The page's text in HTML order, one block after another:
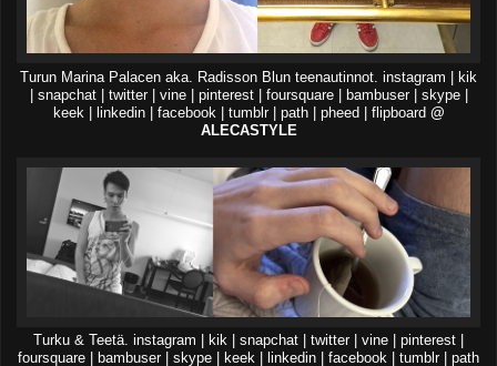
Turun Marina Palacen aka. Radisson Blun teenautinnot. instagram | kik
| snapchat | twitter | vine | pinterest | foursquare | bambuser | skype |
keek | linkedin | facebook | tumblr | path | pheed | flipboard @
ALECASTYLE
Turku & Teetä. instagram | kik | snapchat | twitter | vine | pinterest |
foursquare | bambuser | skype | keek | linkedin | facebook | tumblr | path